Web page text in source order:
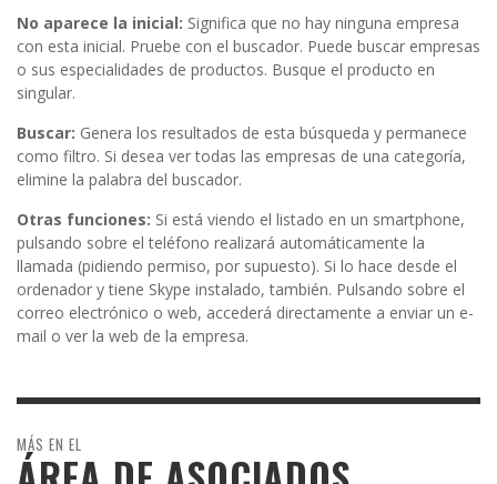
No aparece la inicial: Significa que no hay ninguna empresa
con esta inicial. Pruebe con el buscador. Puede buscar empresas
o sus especialidades de productos. Busque el producto en
singular.
Buscar: Genera los resultados de esta búsqueda y permanece
como filtro. Si desea ver todas las empresas de una categoría,
elimine la palabra del buscador.
Otras funciones: Si está viendo el listado en un smartphone,
pulsando sobre el teléfono realizará automáticamente la
llamada (pidiendo permiso, por supuesto). Si lo hace desde el
ordenador y tiene Skype instalado, también. Pulsando sobre el
correo electrónico o web, accederá directamente a enviar un e-
mail o ver la web de la empresa.
MÁS EN EL